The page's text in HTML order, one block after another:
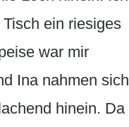
ein riesiges
war mir
Ina nahmen sich
hinein. Da